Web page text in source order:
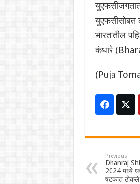
युएफसीजगतात
युएफसीसोबत
भारतातील
कंधारे
(Puja
Previous
Dhanraj
2024 मध्ये
षटकात ठोकले